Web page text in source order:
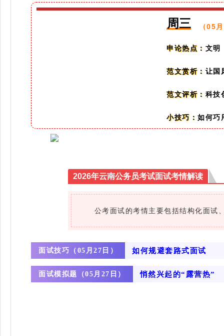
周三 （05
申论热点： 文明
范文赏析： 让国
范文评析： 科技
小技巧：如何巧
2026年云南公务员考试面试考情解读
公考面试的考情主要包括结构化面试、
面试技巧（ 05月27日） 如何规避套路式面试
面试模拟题（05月27日） 悄然兴起的“露营热”